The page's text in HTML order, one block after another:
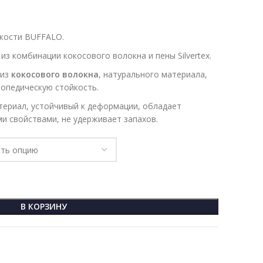
BUFFALO.
комбинации кокосового волокна и пены Silvertex.
кокосового волокна, натурального материала,
стойкость.
устойчивый к деформации, обладает
свойствами, не удерживает запахов.
В КОРЗИНУ